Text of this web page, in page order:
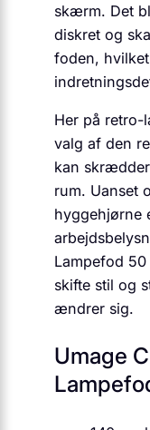
skærm. Det
diskret og
foden,
Her på retro-
valg af den
kan
rum. Uanset
hyggehjørne
Lampefod
skifte stil og
ændrer sig.
Umage